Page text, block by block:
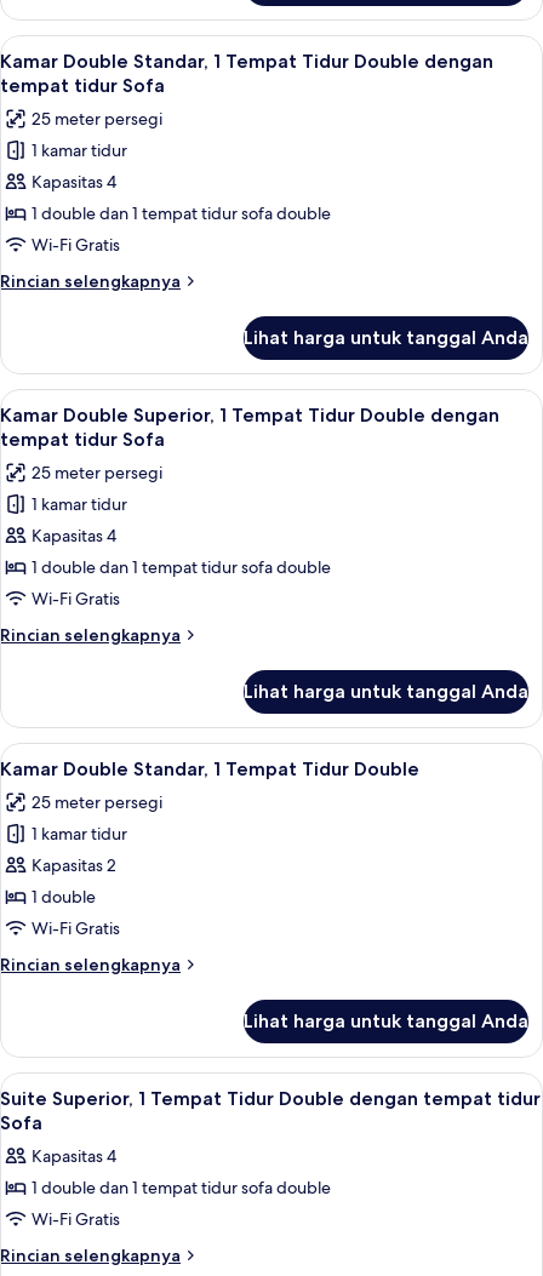
Kamar
Twin
Standar,
2
Tempat
Tidur
Twin
Lihat
semua
foto
untuk
Kamar
Double
Standar,
1
Tempat
Tidur
dengan
tempat
tidur
Sofa
Brankas, ruang kerja ramah laptop,
7
Kamar Double Standar, 1 Tempat Tidur Double dengan
tempat tidur Sofa
25 meter persegi
1 kamar tidur
Kapasitas 4
1 double dan 1 tempat tidur sofa double
Wi-Fi Gratis
Rincian selengkapnya
Rincian
Kamar
Double
Standar,
1
Tempat
Tidur
Double
dengan
tempat
tidur
Lihat harga untuk tanggal Anda
Lihat
semua
foto
untuk
Kamar
Double
Superior,
1
Tempat
Tidur
dengan
tempat
tidur
Sofa
Brankas, ruang kerja ramah laptop,
7
Kamar Double Superior, 1 Tempat Tidur Double dengan
tempat tidur Sofa
25 meter persegi
1 kamar tidur
Kapasitas 4
1 double dan 1 tempat tidur sofa double
Wi-Fi Gratis
Rincian selengkapnya
Rincian
Kamar
Double
Superior,
Tempat
Tidur
dengan
tempat
tidur
Sofa
Lihat harga untuk tanggal Anda
Lihat
semua
foto
untuk
Kamar
Double
Standar,
Tempat
Kamar Double Standar, 1 Tempat
5
Kamar Double Standar, 1 Tempat Tidur Double
25 meter persegi
1 kamar tidur
Kapasitas 2
1 double
Wi-Fi Gratis
Rincian selengkapnya
Rincian
Kamar
Double
Standar,
1
Tidur
Double
Lihat harga untuk tanggal Anda
Lihat
semua
untuk
Suite
Superior,
1
Suite Superior, 1 Tempat Tidur
6
Suite Superior, 1 Tempat Tidur Double dengan tempat tidur
Sofa
Kapasitas 4
1 double dan 1 tempat tidur sofa double
Wi-Fi Gratis
Rincian selengkapnya
Rincian